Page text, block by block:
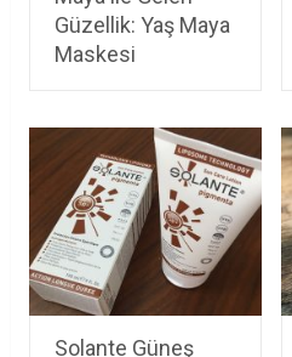
Güzellik: Yaş Maya
Maskesi
Solante Güneş